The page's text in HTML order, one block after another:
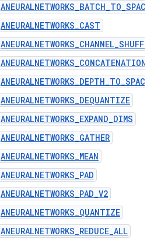
ANEURALNETWORKS_CAST
ANEURALNETWORKS_CHANNEL_SHUFFLE
ANEURALNETWORKS_CONCATENATION
ANEURALNETWORKS_DEPTH_TO_SPACE
ANEURALNETWORKS_DEQUANTIZE
ANEURALNETWORKS_EXPAND_DIMS
ANEURALNETWORKS_GATHER
ANEURALNETWORKS_MEAN
ANEURALNETWORKS_PAD
ANEURALNETWORKS_PAD_V2
ANEURALNETWORKS_QUANTIZE
ANEURALNETWORKS_REDUCE_ALL